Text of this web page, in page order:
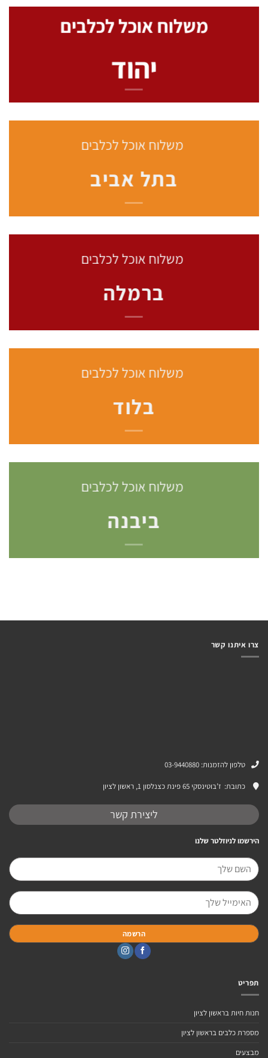
משלוח אוכל לכלבים
יהוד
בתל אביב
ברמלה
בלוד
ביבנה
צרו איתנו קשר
טלפון להזמנות: 03-9440880
כתובת: ז’בוטינסקי 65 פינת כצנלסון 1, ראשון לציון
ליצירת קשר
הירשמו לניוזלטר שלנו
תפריט
חנות חיות בראשון לציון
מספרת כלבים בראשון לציון
מבצעים